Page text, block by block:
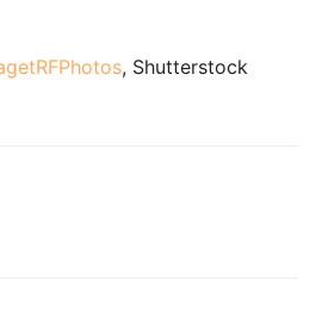
, Shutterstock